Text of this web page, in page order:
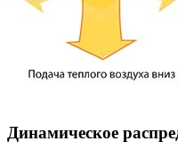
Динамическое